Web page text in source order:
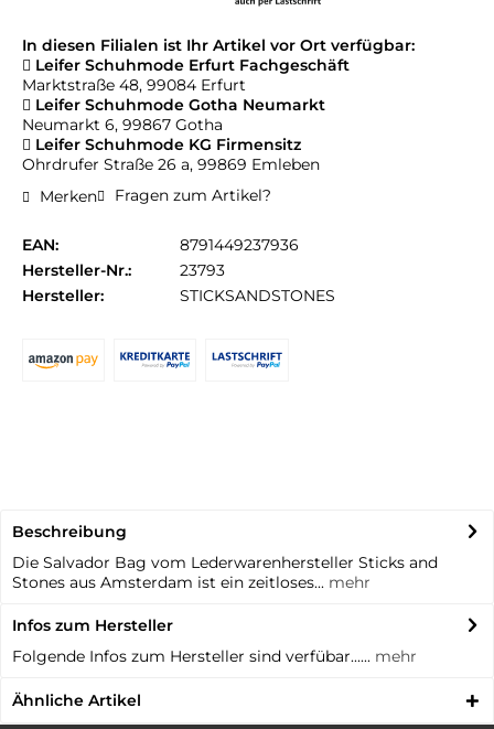
In diesen Filialen ist Ihr Artikel vor Ort verfügbar:
Leifer Schuhmode Erfurt Fachgeschäft
Marktstraße 48, 99084 Erfurt
Leifer Schuhmode Gotha Neumarkt
Neumarkt 6, 99867 Gotha
Leifer Schuhmode KG Firmensitz
Ohrdrufer Straße 26 a, 99869 Emleben
Merken
Fragen zum Artikel?
EAN:
8791449237936
Hersteller-Nr.:
23793
Hersteller:
STICKSANDSTONES
Beschreibung
Die Salvador Bag vom Lederwarenhersteller Sticks and
Stones aus Amsterdam ist ein zeitloses... mehr
Infos zum Hersteller
Folgende Infos zum Hersteller sind verfübar...... mehr
Ähnliche Artikel